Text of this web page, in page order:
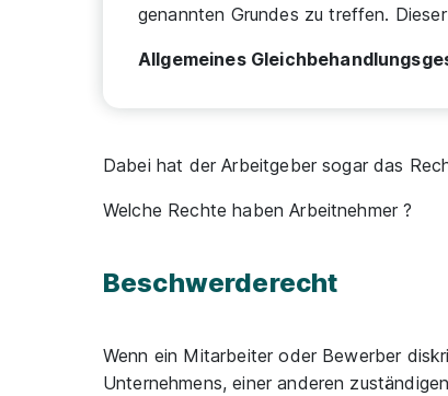
genannten Grundes zu treffen.
Allgemeines
Dabei hat der Arbeitgeber sogar das
Welche Rechte haben Arbeitnehmer ?
Beschwerderecht
Wenn ein Mitarbeiter oder Bewerber
Unternehmens, einer anderen